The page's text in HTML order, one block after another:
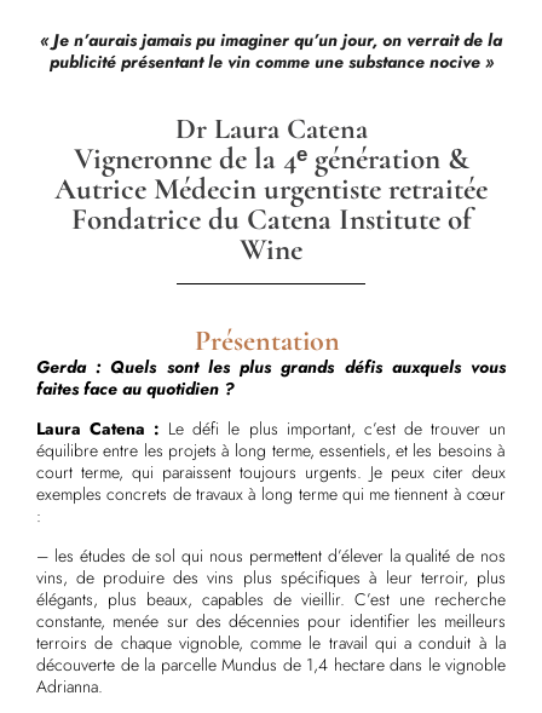
« Je n’aurais jamais pu imaginer qu’un jour, on verrait de la
publicité présentant le vin comme une substance nocive »
Dr Laura Catena
Vigneronne de la 4ᵉ génération &
Autrice Médecin urgentiste retraitée
Fondatrice du Catena Institute of
Wine
Présentation
Gerda : Quels sont les plus grands défis auxquels vous
faites face au quotidien ?
Laura Catena : Le défi le plus important, c’est de trouver un
équilibre entre les projets à long terme, essentiels, et les besoins à
court terme, qui paraissent toujours urgents. Je peux citer deux
exemples concrets de travaux à long terme qui me tiennent à cœur
:
– les études de sol qui nous permettent d’élever la qualité de nos
vins, de produire des vins plus spécifiques à leur terroir, plus
élégants, plus beaux, capables de vieillir. C’est une recherche
constante, menée sur des décennies pour identifier les meilleurs
terroirs de chaque vignoble, comme le travail qui a conduit à la
découverte de la parcelle Mundus de 1,4 hectare dans le vignoble
Adrianna.